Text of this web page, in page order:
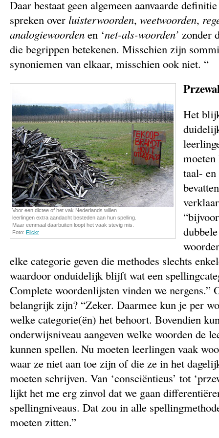
Daar bestaat geen algemeen aanvaarde
spreken over luisterwoorden, weetwoorden,
analogiewoorden en ‘net-als-woorden’ zonder
die begrippen betekenen. Misschien zijn
synoniemen van elkaar, misschien ook niet. “
Voor een dictee of het vak Nederlands willen
leerlingen extra aandacht besteden aan hun spelling.
Maar eenmaal daarbuiten loopt het vaak stevig mis.
Foto: Flickr
Het
taal-
elke categorie geven die methodes slechts
waardoor onduidelijk blijft wat een
Complete woordenlijsten vinden we nergens.”
belangrijk zijn? “Zeker. Daarmee kun je per
welke categorie(ën) het behoort. Bovendien
onderwijsniveau aangeven welke woorden de
kunnen spellen. Nu moeten leerlingen vaak
waar ze niet aan toe zijn of die ze in het
moeten schrijven. Van ‘consciëntieus’ tot
lijkt het me erg zinvol dat we gaan
spellingniveaus. Dat zou in alle
moeten zitten.”